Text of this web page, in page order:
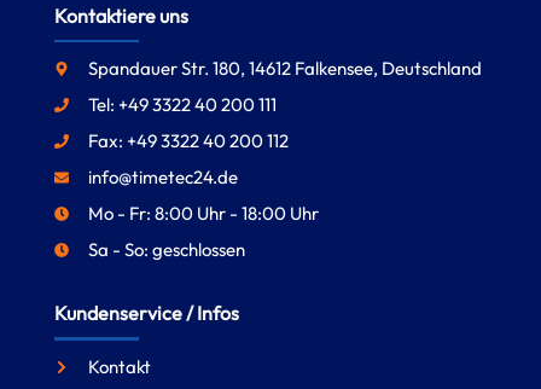
Kontaktiere uns
Spandauer Str. 180, 14612 Falkensee, Deutschland
Tel: +49 3322 40 200 111
Fax: +49 3322 40 200 112
info@timetec24.de
Mo - Fr: 8:00 Uhr - 18:00 Uhr
Sa - So: geschlossen
Kundenservice / Infos
Kontakt